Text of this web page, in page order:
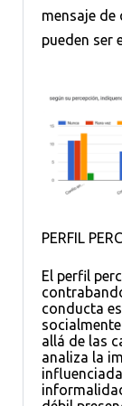
mensaje de
pueden ser
PERFIL
El perfil
conducta
allá de las
analiza la